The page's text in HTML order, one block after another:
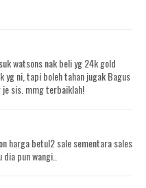
watsons nak beli yg 24k gold
ni, tapi boleh tahan jugak Bagus
je sis. mmg terbaiklah!
harga betul2 sale sementara sales
pun wangi..